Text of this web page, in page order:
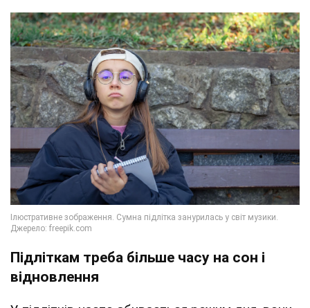
Підліткам треба більше часу на сон і
відновлення